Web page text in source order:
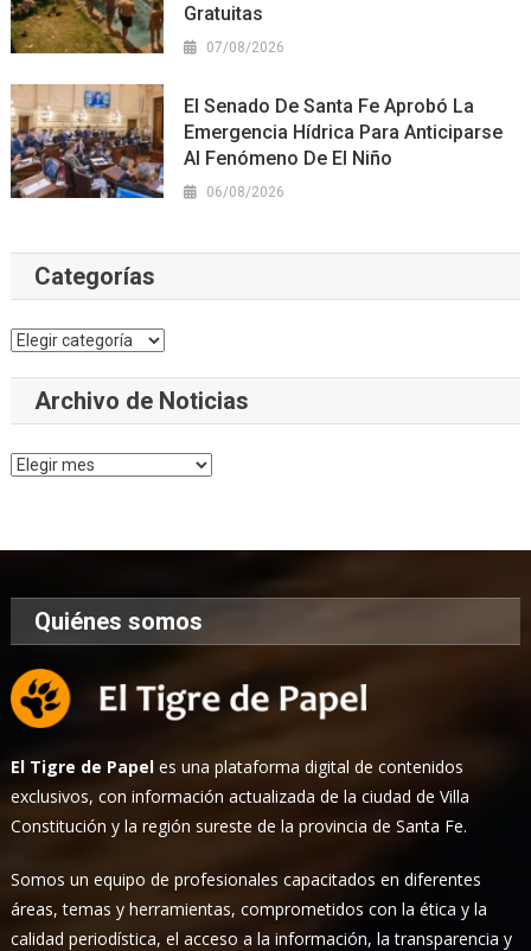
Gratuitas
07/08/2026
El Senado De Santa Fe Aprobó La
Emergencia Hídrica Para Anticiparse
Al Fenómeno De El Niño
06/08/2026
Categorías
Categorías
Archivo de Noticias
Archivo
Quiénes somos
El Tigre de Papel es una plataforma digital de contenidos
exclusivos, con información actualizada de la ciudad de Villa
Constitución y la región sureste de la provincia de Santa Fe.
Somos un equipo de profesionales capacitados en diferentes
áreas, temas y herramientas, comprometidos con la ética y la
calidad periodística, el acceso a la información, la transparencia y